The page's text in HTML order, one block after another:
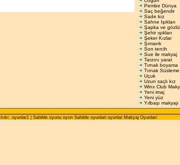
Pembe Dünya
Saç beğendir
Sade kız
Sahne Işıkları
Şapka ve
Şehir ışıkları
Şeker Kızlar
Şımarık
Son tercih
Sue ile makyaj
Tarzını yarat
Tırnak boyama
Tırnak Süsleme
Uçuk
Uzun saçlı kız
Winx Club
Yeni imaj
Yeni yüz
Yılbaşı makyajı
oyunlar1 | Sahilde oyunu oyun Sahilde oyunlari oyunlar Makyaj Oyunlari